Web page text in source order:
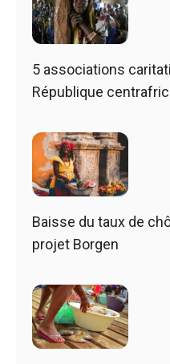
5 associations
République
Baisse du taux de
projet Borgen